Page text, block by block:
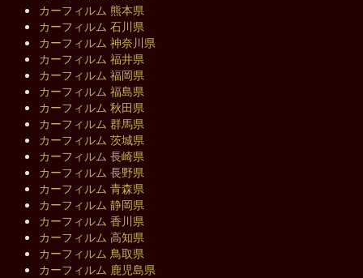
カーフィルム 熊本県
カーフィルム 石川県
カーフィルム 神奈川県
カーフィルム 福井県
カーフィルム 福岡県
カーフィルム 福島県
カーフィルム 秋田県
カーフィルム 群馬県
カーフィルム 茨城県
カーフィルム 長崎県
カーフィルム 長野県
カーフィルム 青森県
カーフィルム 静岡県
カーフィルム 香川県
カーフィルム 高知県
カーフィルム 鳥取県
カーフィルム 鹿児島県